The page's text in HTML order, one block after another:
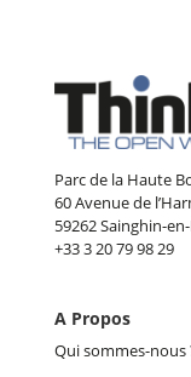
Parc de la Haute
60 Avenue de
59262 Sainghin-
+33 3 20 79 98 29
A Propos
Qui sommes-nous